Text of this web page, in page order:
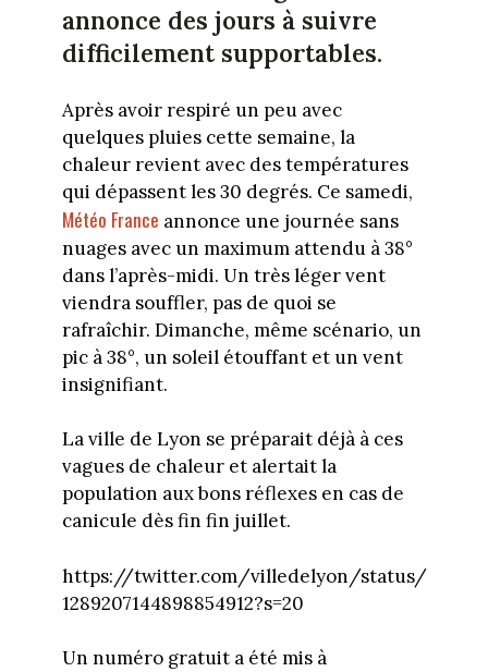
annonce des jours à suivre
difficilement supportables.
Après avoir respiré un peu avec
quelques pluies cette semaine, la
chaleur revient avec des températures
qui dépassent les 30 degrés. Ce samedi,
Météo France annonce une journée sans
nuages avec un maximum attendu à 38°
dans l’après-midi. Un très léger vent
viendra souffler, pas de quoi se
rafraîchir. Dimanche, même scénario, un
pic à 38°, un soleil étouffant et un vent
insignifiant.
La ville de Lyon se préparait déjà à ces
vagues de chaleur et alertait la
population aux bons réflexes en cas de
canicule dès fin fin juillet.
https://twitter.com/villedelyon/status/
1289207144898854912?s=20
Un numéro gratuit a été mis à